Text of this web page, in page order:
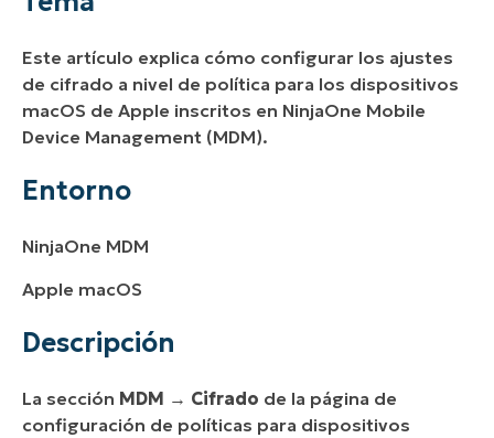
Recursos adicionales
Este artículo explica cómo configurar los ajustes
de cifrado a nivel de política para los dispositivos
macOS de Apple inscritos en NinjaOne Mobile
Device Management (MDM).
Entorno
NinjaOne MDM
Apple macOS
Descripción
La sección MDM → Cifrado de la página de
configuración de políticas para dispositivos